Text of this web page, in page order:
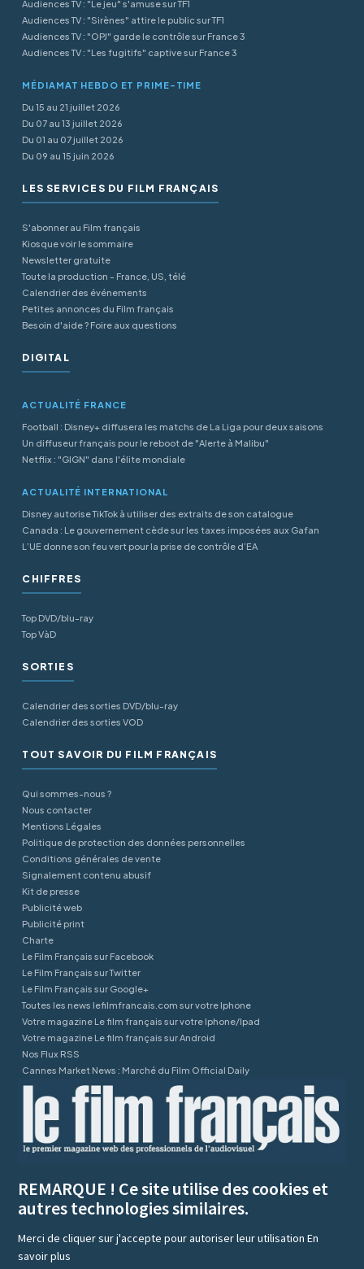
Audiences TV : "Le jeu" s'amuse sur TF1
Audiences TV : "Sirènes" attire le public sur TF1
Audiences TV : "OPJ" garde le contrôle sur France 3
Audiences TV : "Les fugitifs" captive sur France 3
MÉDIAMAT HEBDO ET PRIME-TIME
Du 15 au 21 juillet 2026
Du 07 au 13 juillet 2026
Du 01 au 07 juillet 2026
Du 09 au 15 juin 2026
LES SERVICES DU FILM FRANÇAIS
S'abonner au Film français
Kiosque voir le sommaire
Newsletter gratuite
Toute la production - France, US, télé
Calendrier des événements
Petites annonces du Film français
Besoin d'aide ? Foire aux questions
DIGITAL
ACTUALITÉ FRANCE
Football : Disney+ diffusera les matchs de La Liga pour deux saisons
Un diffuseur français pour le reboot de "Alerte à Malibu"
Netflix : "GIGN" dans l'élite mondiale
ACTUALITÉ INTERNATIONAL
Disney autorise TikTok à utiliser des extraits de son catalogue
Canada : Le gouvernement cède sur les taxes imposées aux Gafan
L’UE donne son feu vert pour la prise de contrôle d’EA
CHIFFRES
Top DVD/blu-ray
Top VàD
SORTIES
Calendrier des sorties DVD/blu-ray
Calendrier des sorties VOD
TOUT SAVOIR DU FILM FRANÇAIS
Qui sommes-nous ?
Nous contacter
Mentions Légales
Politique de protection des données personnelles
Conditions générales de vente
Signalement contenu abusif
Kit de presse
Publicité web
Publicité print
Charte
Le Film Français sur Facebook
Le Film Français sur Twitter
Le Film Français sur Google+
Toutes les news lefilmfrancais.com sur votre Iphone
Votre magazine Le film français sur votre Iphone/Ipad
Votre magazine Le film français sur Android
Nos Flux RSS
Cannes Market News : Marché du Film Official Daily
REMARQUE ! Ce site utilise des cookies et
autres technologies similaires.
Merci de cliquer sur j'accepte pour autoriser leur utilisationEn
savoir plus